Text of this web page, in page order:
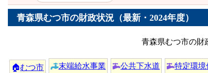
青森県むつ市の財政状況（最新・2024年度）
青森県むつ市の財
🏠むつ市 末端給水事業 公共下水道 特定環境